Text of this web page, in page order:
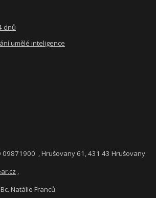
dnů
umělé inteligence
09871900 , Hrušovany 61, 431 43 Hrušovany
,
Bc. Natálie Franců